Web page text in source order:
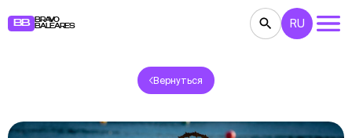
BB
BRAVO
BALEARES
КОНЦЕРТЫ ТЕАТР
RU
Вернуться